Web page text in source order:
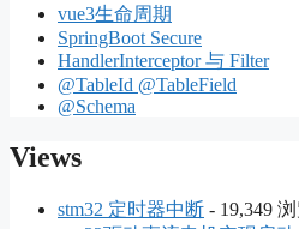
vue3生命周期
SpringBoot Secure
HandlerInterceptor 与 Filter
@TableId @TableField
@Schema
Views
stm32 定时器中断 - 19,349